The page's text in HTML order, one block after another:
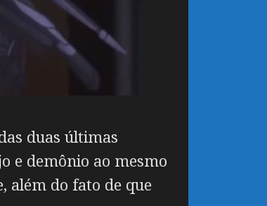
duas últimas
e demônio ao mesmo
além do fato de que